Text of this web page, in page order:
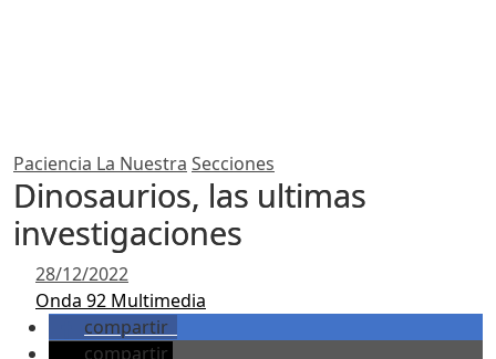
Paciencia La Nuestra Secciones
Dinosaurios, las ultimas
investigaciones
28/12/2022
Onda 92 Multimedia
compartir
compartir